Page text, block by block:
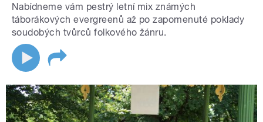
Nabídneme vám pestrý letní mix známých
táborákových evergreenů až po zapomenuté poklady
soudobých tvůrců folkového žánru.